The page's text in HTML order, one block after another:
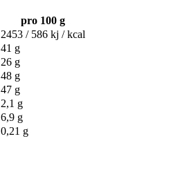
pro 100 g
2453 / 586 kj / kcal
41 g
26 g
48 g
47 g
2,1 g
6,9 g
0,21 g